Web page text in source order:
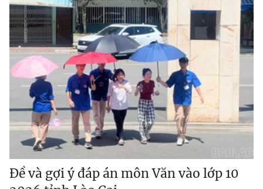
Đề và gợi ý đáp án môn Văn vào lớp 10